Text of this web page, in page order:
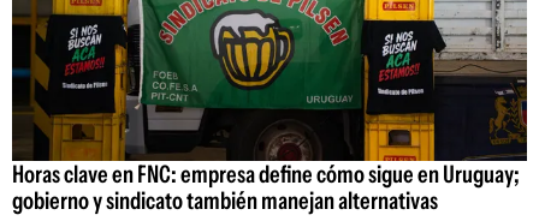
Horas clave en FNC: empresa define cómo sigue en Uruguay;
gobierno y sindicato también manejan alternativas